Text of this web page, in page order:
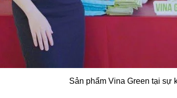
Sản phẩm Vina Green tại sự